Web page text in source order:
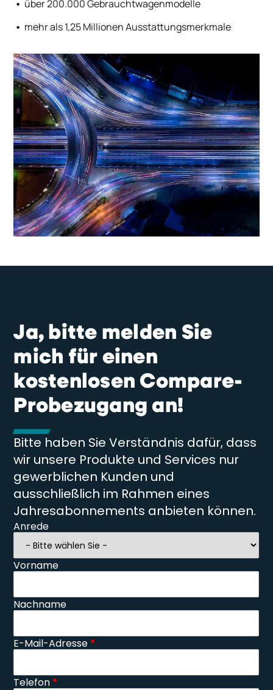
über 200.000 Gebrauchtwagenmodelle
mehr als 1,25 Millionen Ausstattungsmerkmale
Ja, bitte melden Sie
mich für einen
kostenlosen Compare-
Probezugang an!